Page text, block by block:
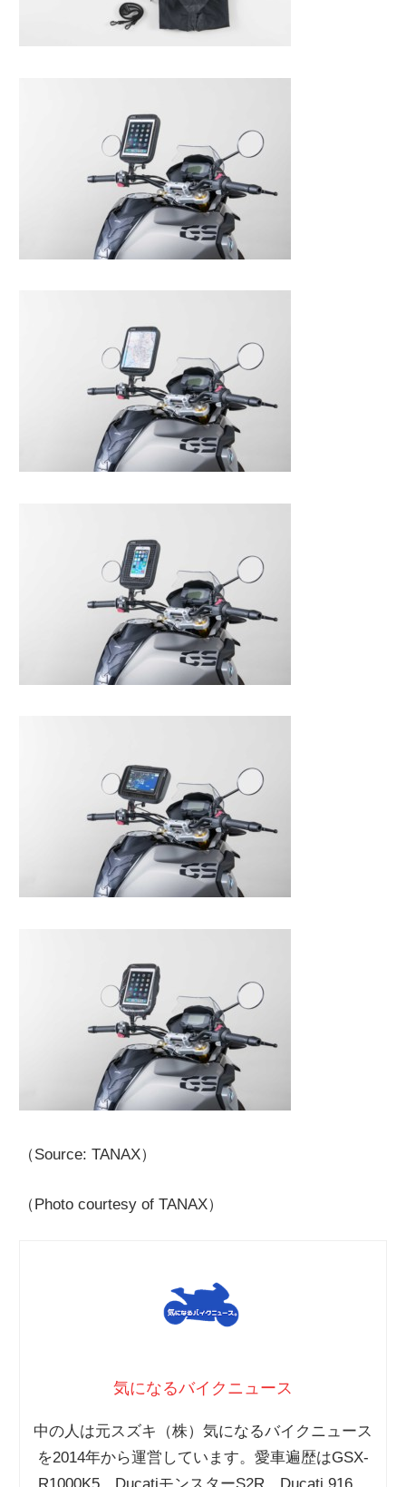
（Source: TANAX）
（Photo courtesy of TANAX）
気になるバイクニュース
中の人は元スズキ（株）気になるバイクニュース
を2014年から運営しています。愛車遍歴はGSX-